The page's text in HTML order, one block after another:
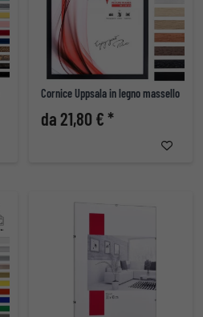
Cornice Uppsala in legno massello
da 21,80 € *